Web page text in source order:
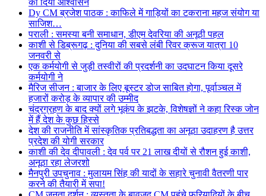
का दिया आश्वासन
Dy CM ब्रजेश पाठक : काफिले में गाड़ियों का टकराना महज संयोग या
साजिश…
पराली : समस्या बनी समाधान, डीएम देवरिया की अनूठी पहल
काशी से डिब्रूगढ़ : दुनिया की सबसे लंबी रिवर क्रूज यात्रा 10
जनवरी से
एक कर्मयोगी से जुड़ी तस्वीरों की प्रदर्शनी का उदघाटन किया दूसरे
कर्मयोगी ने
मैरिज सीजन : बाजार के लिए बूस्टर डोज साबित होगा, पूर्वाञ्चल में
हजारों करोड़ के व्यापार की उम्मीद
चंद्रग्रहण के बाद क्यों लगे भूकंप के झटके, विशेषज्ञों ने कहा रिस्क जोन
में हैं देश के कुछ हिस्से
देश की राजनीति में सांस्कृतिक प्रतिबद्धता का अनूठा उदाहरण है उत्तर
प्रदेश की योगी सरकार
काशी की देव दीपावली : देव पर्व पर 21 लाख दीयों से रौशन हुई काशी,
अनूठा रहा लेजरशो
मैनपुरी उपचुनाव : मुलायम सिंह की यादों के सहारे चुनावी वैतरणी पार
करने की तैयारी में सपा!